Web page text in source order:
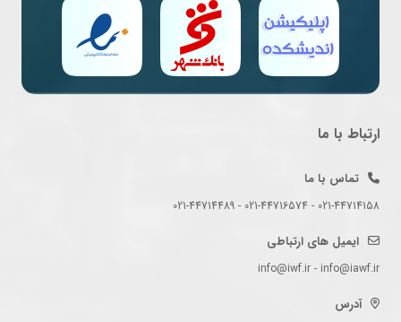
ارتباط با ما
تماس با ما
021-44714158 - 021-44716574 - 021-44714489
ایمیل های ارتباطی
info@iwf.ir - info@iawf.ir
آدرس